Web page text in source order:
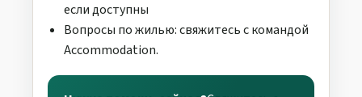
если доступны
Вопросы по жилью: свяжитесь с командой
Accommodation.